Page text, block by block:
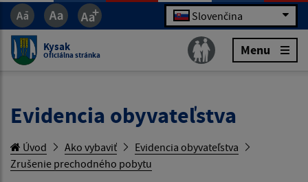
Slovenčina
Kysak
Oficiálna stránka Menu
Evidencia obyvateľstva
Úvod Ako vybaviť
Evidencia obyvateľstva
Zrušenie prechodného pobytu